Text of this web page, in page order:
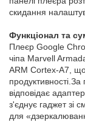
скидання
Функціонал та
Плеєр Google
чіпа Marvell
ARM Cortex-A7, що
відповідає
з'єднує гаджет зі
для